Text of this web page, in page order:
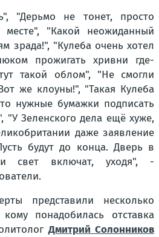
"Дерьмо не тонет, просто
"Какой неожиданный
зрада!", "Кулеба очень хотел
прожигать хривни где-
такой облом", "Не смогли
же клоуны!", "Такая Кулеба
нужные бумажки подписать
"У Зеленского дела ещё хуже,
даже заявление
будут до конца. Дверь в
свет включат, уходя", -
представили несколько
понадобилась отставка
Дмитрий Солонников